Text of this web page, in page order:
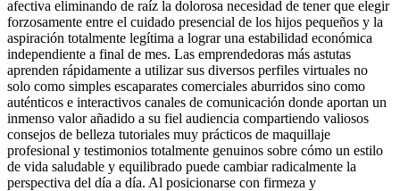
afectiva eliminando de raíz la dolorosa necesidad de tener que elegir
forzosamente entre el cuidado presencial de los hijos pequeños y la
aspiración totalmente legítima a lograr una estabilidad económica
independiente a final de mes. Las emprendedoras más astutas
aprenden rápidamente a utilizar sus diversos perfiles virtuales no
solo como simples escaparates comerciales aburridos sino como
auténticos e interactivos canales de comunicación donde aportan un
inmenso valor añadido a su fiel audiencia compartiendo valiosos
consejos de belleza tutoriales muy prácticos de maquillaje
profesional y testimonios totalmente genuinos sobre cómo un estilo
de vida saludable y equilibrado puede cambiar radicalmente la
perspectiva del día a día. Al posicionarse con firmeza y